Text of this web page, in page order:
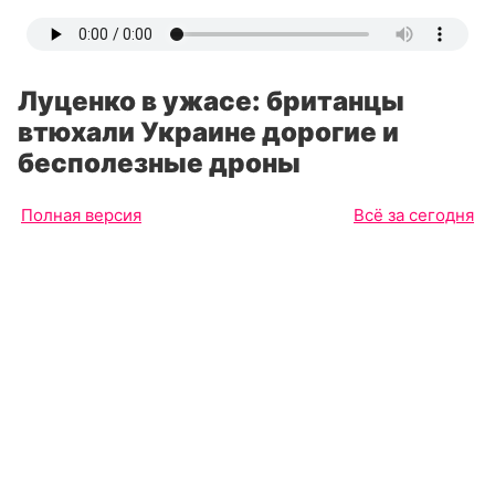
Луценко в ужасе: британцы
втюхали Украине дорогие и
бесполезные дроны
Полная версия Всё за сегодня